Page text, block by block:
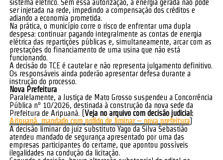
sistema elétrico. Sem essa autorização, a energia gerada não pode
ser injetada na rede, impedindo a compensação dos créditos e
adiando a economia prometida.
Na prática, o município corre o risco de enfrentar uma dupla
despesa: continuar pagando integralmente as contas de energia
elétrica das repartições públicas e, simultaneamente, arcar com as
prestações do financiamento de uma usina que não está
funcionando.
A decisão do TCE é cautelar e não representa julgamento definitivo.
Os responsáveis ainda poderão apresentar defesa durante a
instrução do processo.
Nova Prefeitura
Paralelamente, a Justiça de Mato Grosso suspendeu a Concorrência
Pública nº 10/2026, destinada à construção da nova sede da
Prefeitura de Aripuanã. (Veja no arquivo com decisão judicial:
Aripuanã, mandado com prdido de liminar – nova prefeitura)
A decisão liminar do juiz substituto Yago da Silva Sebastião
atendeu mandado de segurança apresentado por uma das
empresas participantes do certame, que apontou possíveis
ilegalidades na condução da licitação.